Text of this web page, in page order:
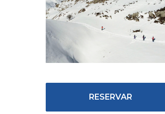
RESERVAR